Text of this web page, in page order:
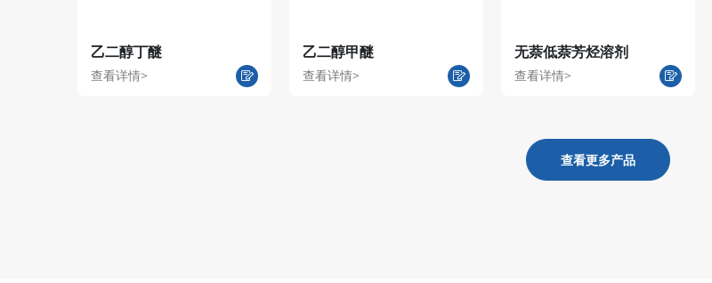
乙二醇丁醚
查看详情>
乙二醇甲醚
查看详情>
无萘低萘芳烃溶剂
查看详情>
查看更多产品